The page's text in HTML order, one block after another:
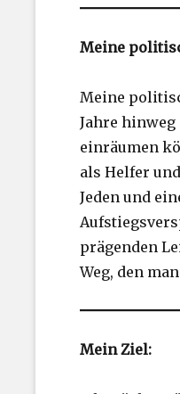
Meine
Meine
Jahre
einräumen
als Helfer
Jeden und
prägenden
Weg, den
Mein Ziel: